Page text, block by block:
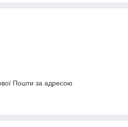
Пошти за адресою